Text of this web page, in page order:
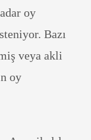
oy
Bazı
veya akli
oy